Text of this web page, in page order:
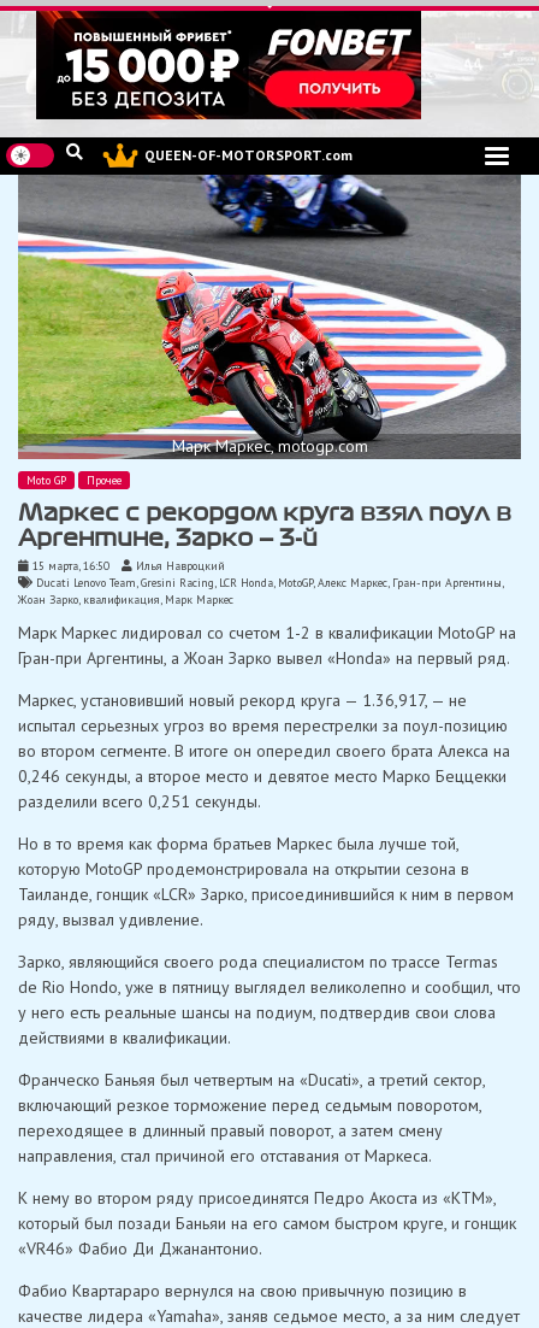
Перейти
к
содержимому
QUEEN-OF-MOTORSPORT.com
Марк Маркес, motogp.com
Moto GP Прочее
Маркес с рекордом круга взял поул в
Аргентине, Зарко — 3-й
15 марта, 16:50
Илья Навроцкий
Ducati Lenovo Team,Gresini Racing, LCR Honda, MotoGP,Алекс Маркес, Гран-при Аргентины
Жоан Зарко, квалификация, Марк Маркес
Марк Маркес лидировал со счетом 1-2 в квалификации MotoGP на
Гран-при Аргентины, а Жоан Зарко вывел «Honda» на первый ряд.
Маркес, установивший новый рекорд круга — 1.36,917, — не
испытал серьезных угроз во время перестрелки за поул-позицию
во втором сегменте. В итоге он опередил своего брата Алекса на
0,246 секунды, а второе место и девятое место Марко Беццекки
разделили всего 0,251 секунды.
Но в то время как форма братьев Маркес была лучше той,
которую MotoGP продемонстрировала на открытии сезона в
Таиланде, гонщик «LCR» Зарко, присоединившийся к ним в первом
ряду, вызвал удивление.
Зарко, являющийся своего рода специалистом по трассе Termas
de Rio Hondo, уже в пятницу выглядел великолепно и сообщил, что
у него есть реальные шансы на подиум, подтвердив свои слова
действиями в квалификации.
Франческо Баньяя был четвертым на «Ducati», а третий сектор,
включающий резкое торможение перед седьмым поворотом,
переходящее в длинный правый поворот, а затем смену
направления, стал причиной его отставания от Маркеса.
К нему во втором ряду присоединятся Педро Акоста из «KTM»,
который был позади Баньяи на его самом быстром круге, и гонщик
«VR46» Фабио Ди Джанантонио.
Фабио Квартараро вернулся на свою привычную позицию в
качестве лидера «Yamaha», заняв седьмое место, а за ним следует